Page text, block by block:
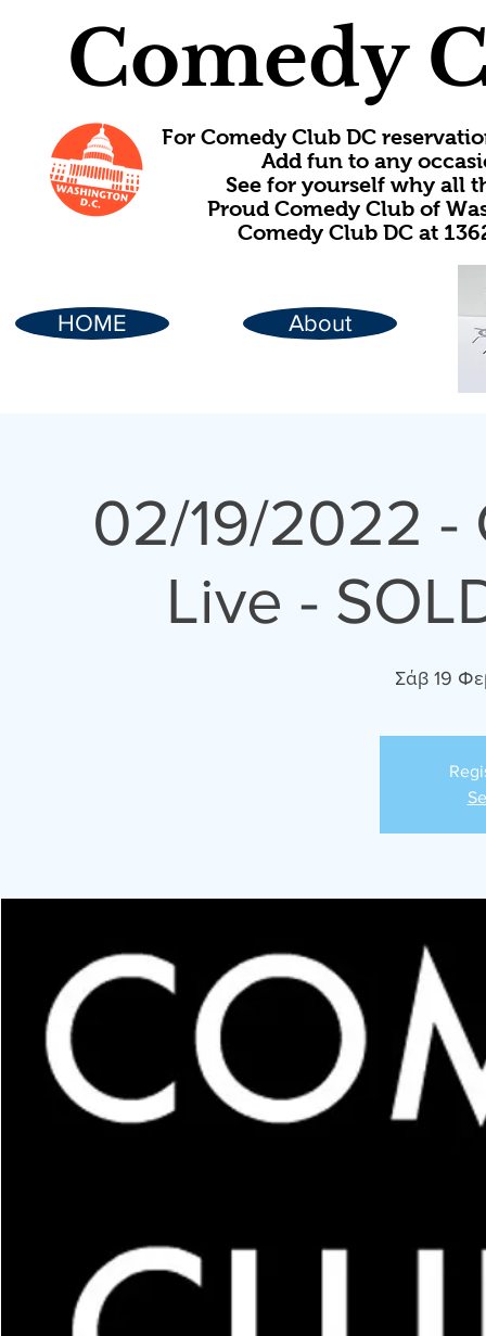
Comedy
For Comedy Club DC
Add fun to any
See for yourself why all
Proud Comedy Club of
Comedy Club DC at
HOME About
02/19/2022 -
Live -
Σάβ 19